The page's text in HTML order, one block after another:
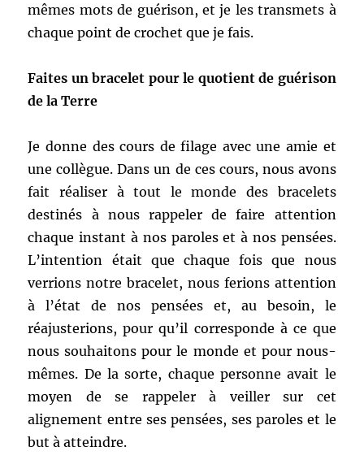
mêmes mots de guérison, et je les transmets à
chaque point de crochet que je fais.
Faites un bracelet pour le quotient de guérison
de la Terre
Je donne des cours de filage avec une amie et
une collègue. Dans un de ces cours, nous avons
fait réaliser à tout le monde des bracelets
destinés à nous rappeler de faire attention
chaque instant à nos paroles et à nos pensées.
L’intention était que chaque fois que nous
verrions notre bracelet, nous ferions attention
à l’état de nos pensées et, au besoin, le
réajusterions, pour qu’il corresponde à ce que
nous souhaitons pour le monde et pour nous-
mêmes. De la sorte, chaque personne avait le
moyen de se rappeler à veiller sur cet
alignement entre ses pensées, ses paroles et le
but à atteindre.